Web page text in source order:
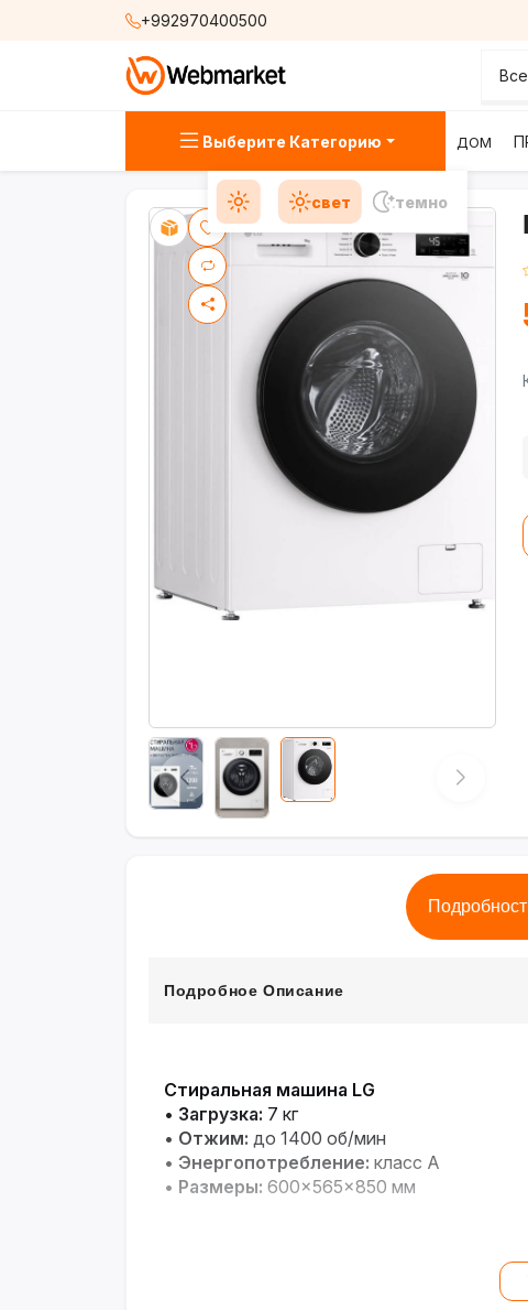
+992970400500
Выберите Категорию ДОМ
свет темно
Подробное Описание
Стиральная машина LG
• Загрузка: 7 кг
• Отжим: до 1400 об/мин
• Энергопотребление: класс A
• Размеры: 600×565×850 мм